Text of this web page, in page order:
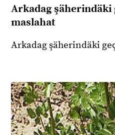
Arkadag şäherindäki
maslahat
Arkadag şäherindäki